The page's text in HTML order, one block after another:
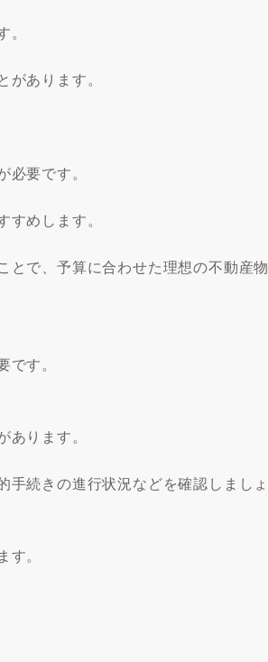
あります。
要です。
めします。
とで、予算に合わせた理想の不動産物
す。
ります。
続きの進行状況などを確認しましょ
。